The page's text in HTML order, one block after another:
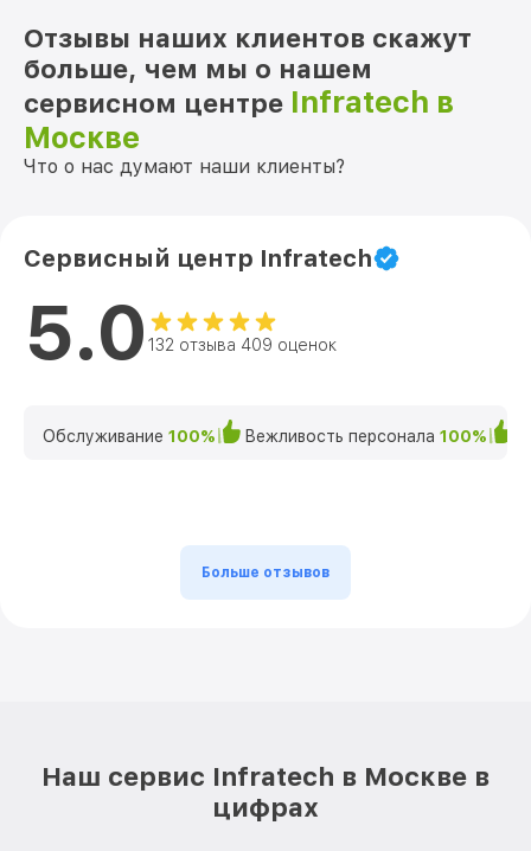
Отзывы наших клиентов скажут
больше, чем мы о нашем
сервисном центре Infratech в
Москве
Что о нас думают наши клиенты?
Сервисный центр Infratech
5.0 132 отзыва 409 оценок
Обслуживание 100% Вежливость персонала 100%
Больше отзывов
Наш сервис Infratech в Москве в
цифрах